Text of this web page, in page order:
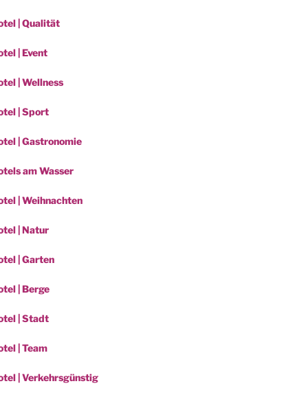
| Qualität
| Event
| Wellness
| Sport
| Gastronomie
am Wasser
| Weihnachten
| Natur
| Garten
| Berge
| Stadt
| Team
| Verkehrsgünstig